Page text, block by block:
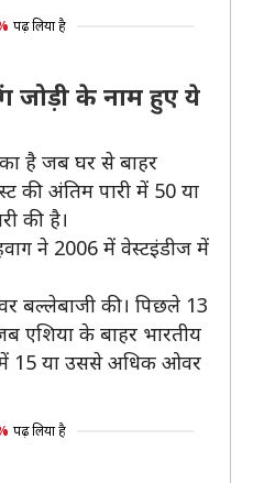
पढ़ लिया है
जोड़ी के नाम हुए ये
है जब घर से बाहर
की अंतिम पारी में 50 या
की है।
ने 2006 में वेस्टइंडीज में
बल्लेबाजी की। पिछले 13
एशिया के बाहर भारतीय
में 15 या उससे अधिक ओवर
पढ़ लिया है